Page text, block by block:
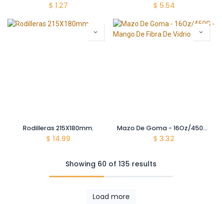
$ 1.27 $ 5.54
Rodilleras 215X180mm.
$ 14.99
Mazo De Goma - 16Oz/450G - Mango De Fibra De Vidrio
$ 3.32
Showing 60 of 135 results
Load more